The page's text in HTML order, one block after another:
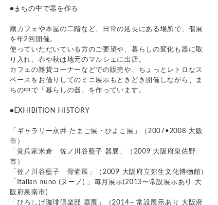
●まちの中で器を作る
蔵カフェや本屋の二階など、日常の延長にある場所で、個展
を年2回開催。
使っていただいている方のご要望や、暮らしの変化も器に取
り入れ、春や秋は地元のマルシェに出店。
カフェの雑貨コーナーなどでの販売や、ちょっとレトロなス
ペースをお借りしてのミニ展示もときどき開催しながら、ま
ちの中で「暮らしの器」を作っています。
●EXHIBITION HISTORY
「ギャラリー永井 たまご展・ひよこ展」（2007•2008 大阪
市）
「覚兵家米倉 佐ノ川谷藍子 器展」（2009 大阪府泉佐野
市）
「佐ノ川谷藍子 骨壷展」（2009 大阪府立弥生文化博物館）
「Italian nuno (ヌーノ) 」毎月展示(2013〜常設展示あり 大
阪府泉南市)
「ひろしげ珈琲倶楽部 器展」（2014～常設展示あり 大阪府